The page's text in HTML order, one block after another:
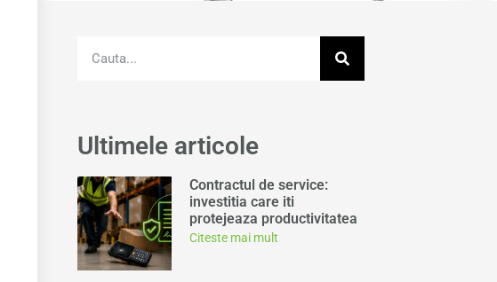
Ultimele articole
Contractul de service:
investitia care iti
protejeaza productivitatea
Citeste mai mult